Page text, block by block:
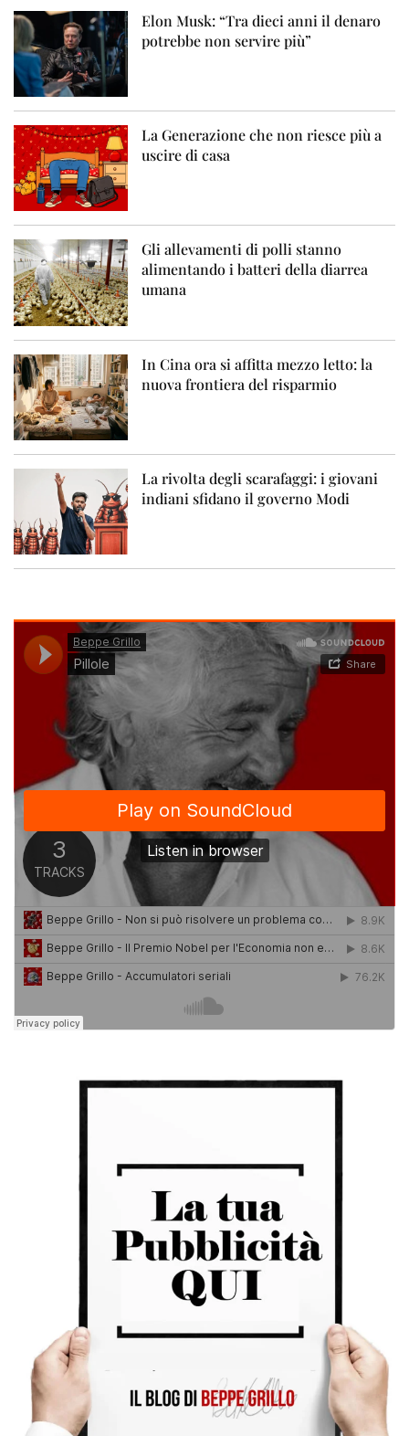
Elon Musk: “Tra dieci anni il denaro
potrebbe non servire più”
La Generazione che non riesce più a
uscire di casa
Gli allevamenti di polli stanno
alimentando i batteri della diarrea
umana
In Cina ora si affitta mezzo letto: la
nuova frontiera del risparmio
La rivolta degli scarafaggi: i giovani
indiani sfidano il governo Modi